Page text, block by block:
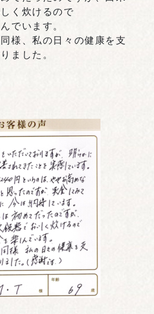
く炊けるので
でいます。
様、私の日々の健康を支
ました。